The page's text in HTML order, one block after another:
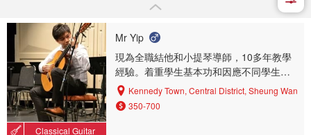
Classical Guitar
Mr Yip
現為全職結他和小提琴導師，10多年教學
經驗。着重學生基本功和因應不同學生設
計不同教材。
Kennedy Town, Central District, Sheung Wan
350-700